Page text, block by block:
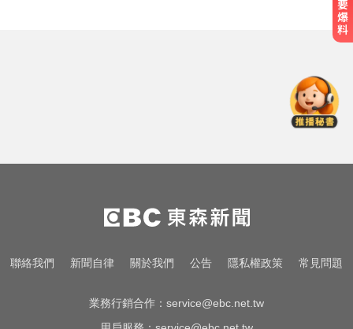
因人成事：帶著尊嚴離開
新／前台南議長郭信良涉侵占 檢建
請從重量刑
台股回檔ETF全賺「該跑嗎？」網
聯絡我們 新聞自律 關於我們 公告 隱私權政策 常見問題
業務行銷合作： service@ebc.net.tw